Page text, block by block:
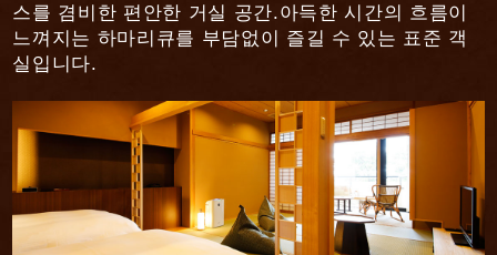
스를 겸비한 편안한 거실 공간.아득한 시간의 흐름이
느껴지는 하마리큐를 부담없이 즐길 수 있는 표준 객
실입니다.